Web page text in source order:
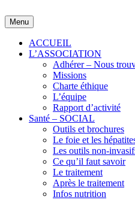
to
content
Menu
ACCUEIL
L’ASSOCIATION
Adhérer – Nous
Missions
Charte éthique
L’équipe
Rapport d’activité
Santé – SOCIAL
Outils et brochures
Le foie et les
Les outils non-
Ce qu’il faut savoir
Le traitement
Après le traitement
Infos nutrition